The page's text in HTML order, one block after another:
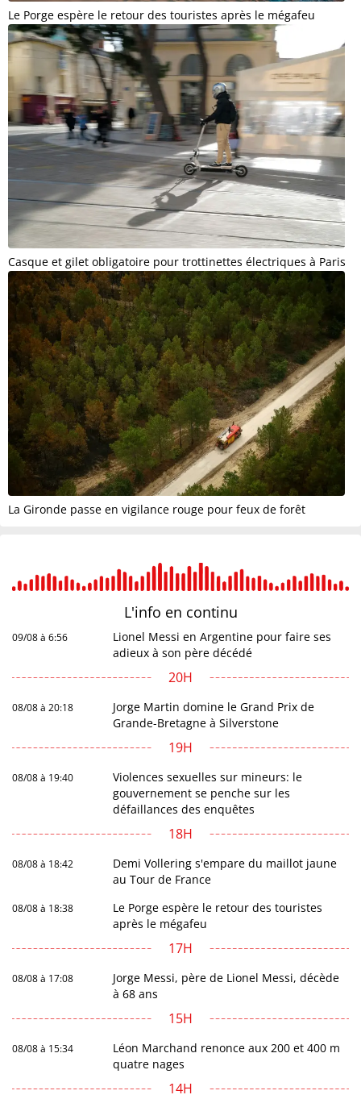
Le Porge espère le retour des touristes après le mégafeu
Casque et gilet obligatoire pour trottinettes électriques à Paris
La Gironde passe en vigilance rouge pour feux de forêt
L'info en continu
09/08 à 6:56
Lionel Messi en Argentine pour faire ses
adieux à son père décédé
20H
08/08 à 20:18
Jorge Martin domine le Grand Prix de
Grande-Bretagne à Silverstone
19H
08/08 à 19:40
Violences sexuelles sur mineurs: le
gouvernement se penche sur les
défaillances des enquêtes
18H
08/08 à 18:42
Demi Vollering s'empare du maillot jaune
au Tour de France
08/08 à 18:38
Le Porge espère le retour des touristes
après le mégafeu
17H
08/08 à 17:08
Jorge Messi, père de Lionel Messi, décède
à 68 ans
15H
08/08 à 15:34
Léon Marchand renonce aux 200 et 400 m
quatre nages
14H